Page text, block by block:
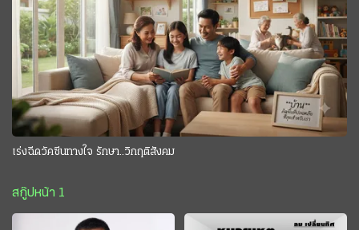
เร่งฉีดวัคซีนทางใจ รักษา..วิกฤติสังคม
สกู๊ปหน้า 1